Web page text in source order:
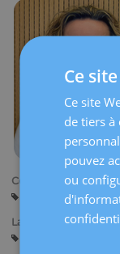
Centres:
Barcelone
Langues:
Ce
Ce site
de tiers à
pouvez
ou